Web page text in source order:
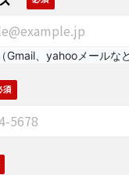
Gmail、yahooメールな